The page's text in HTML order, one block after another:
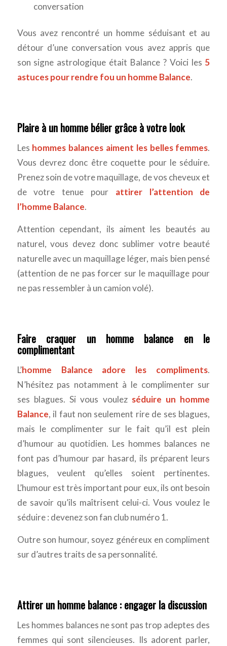
conversation
Vous avez rencontré un homme séduisant et au
détour d’une conversation vous avez appris que
son signe astrologique était Balance ? Voici les 5
astuces pour rendre fou un homme Balance.
Plaire à un homme bélier grâce à votre look
Les hommes balances aiment les belles femmes.
Vous devrez donc être coquette pour le séduire.
Prenez soin de votre maquillage, de vos cheveux et
de votre tenue pour attirer l’attention de
l’homme Balance.
Attention cependant, ils aiment les beautés au
naturel, vous devez donc sublimer votre beauté
naturelle avec un maquillage léger, mais bien pensé
(attention de ne pas forcer sur le maquillage pour
ne pas ressembler à un camion volé).
Faire craquer un homme balance en le
complimentant
L’homme Balance adore les compliments.
N’hésitez pas notamment à le complimenter sur
ses blagues. Si vous voulez séduire un homme
Balance, il faut non seulement rire de ses blagues,
mais le complimenter sur le fait qu’il est plein
d’humour au quotidien. Les hommes balances ne
font pas d’humour par hasard, ils préparent leurs
blagues, veulent qu’elles soient pertinentes.
L’humour est très important pour eux, ils ont besoin
de savoir qu’ils maîtrisent celui-ci. Vous voulez le
séduire : devenez son fan club numéro 1.
Outre son humour, soyez généreux en compliment
sur d’autres traits de sa personnalité.
Attirer un homme balance : engager la discussion
Les hommes balances ne sont pas trop adeptes des
femmes qui sont silencieuses. Ils adorent parler,